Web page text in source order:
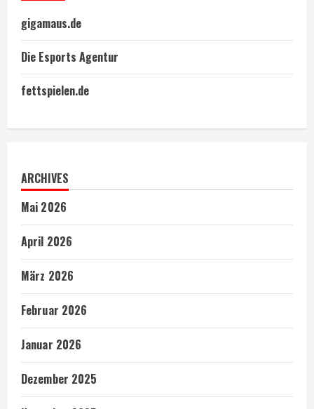
gigamaus.de
Die Esports Agentur
fettspielen.de
ARCHIVES
Mai 2026
April 2026
März 2026
Februar 2026
Januar 2026
Dezember 2025